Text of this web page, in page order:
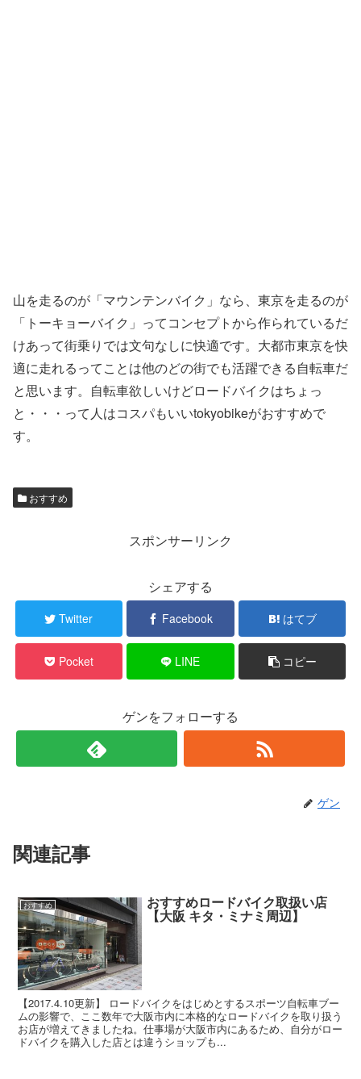
山を走るのが「マウンテンバイク」なら、東京を走るのが
「トーキョーバイク」ってコンセプトから作られているだ
けあって街乗りでは文句なしに快適です。大都市東京を快
適に走れるってことは他のどの街でも活躍できる自転車だ
と思います。自転車欲しいけどロードバイクはちょっ
と・・・って人はコスパもいいtokyobikeがおすすめで
す。
おすすめ
スポンサーリンク
シェアする
Twitter Facebook はてブ
Pocket LINE コピー
ゲンをフォローする
ゲン
関連記事
おすすめ おすすめロードバイク取扱い店
【大阪 キタ・ミナミ周辺】
【2017.4.10更新】 ロードバイクをはじめとするスポーツ自転車ブー
ムの影響で、ここ数年で大阪市内に本格的なロードバイクを取り扱う
お店が増えてきましたね。仕事場が大阪市内にあるため、自分がロー
ドバイクを購入した店とは違うショップも...